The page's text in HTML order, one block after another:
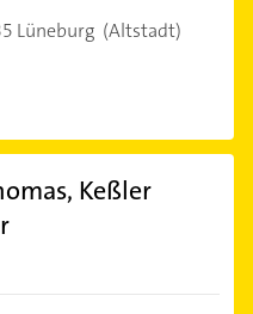
Lüneburg (Altstadt)
Keßler